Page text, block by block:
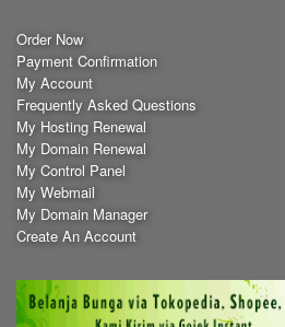
Order Now
Payment Confirmation
My Account
Frequently Asked Questions
My Hosting Renewal
My Domain Renewal
My Control Panel
My Webmail
My Domain Manager
Create An Account